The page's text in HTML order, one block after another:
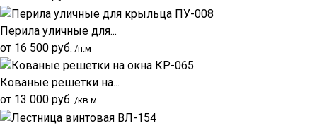
Перила уличные для...
от 16 500 руб. /п.м
Кованые решетки на...
от 13 000 руб. /кв.м